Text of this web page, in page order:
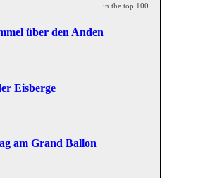
... in the top 100
über den Anden
Eisberge
am Grand Ballon